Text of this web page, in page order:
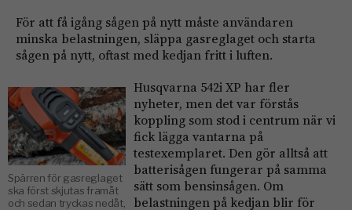
För att få igång sågen på nytt måste användaren
minska belastningen, släppa gasreglaget och starta
sågen på nytt, oftast med kedjan fritt i luften.
Spärren för gasreglaget
ska först skjutas framåt
och sedan tryckas nedåt,
Husqvarna 542i XP har fler
nyheter, men det var förstås
koppling som stod i centrum när vi
fick lägga vantarna på
testexemplaret. Den gör alltså att
batterisågen fungerar på samma
sätt som bensinsågen. Om
belastningen på kedjan blir för